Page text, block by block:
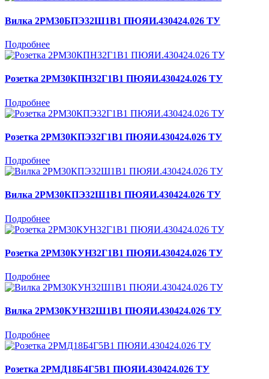
Вилка 2РМ30БПЭ32Ш1В1 ПЮЯИ.430424.026 ТУ
Подробнее
Розетка 2РМ30КПН32Г1В1 ПЮЯИ.430424.026 ТУ
Подробнее
Розетка 2РМ30КПЭ32Г1В1 ПЮЯИ.430424.026 ТУ
Подробнее
Вилка 2РМ30КПЭ32Ш1В1 ПЮЯИ.430424.026 ТУ
Подробнее
Розетка 2РМ30КУН32Г1В1 ПЮЯИ.430424.026 ТУ
Подробнее
Вилка 2РМ30КУН32Ш1В1 ПЮЯИ.430424.026 ТУ
Подробнее
Розетка 2РМД18Б4Г5В1 ПЮЯИ.430424.026 ТУ